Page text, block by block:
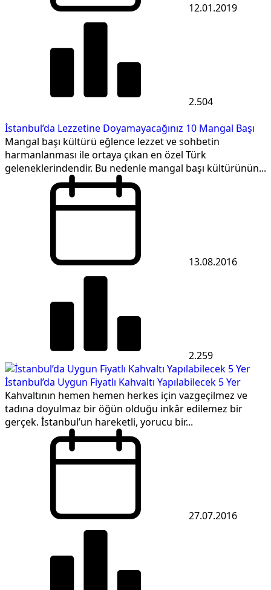
12.01.2019
2.504
İstanbul’da Lezzetine Doyamayacağınız 10 Mangal Başı
Mangal başı kültürü eğlence lezzet ve sohbetin
harmanlanması ile ortaya çıkan en özel Türk
geleneklerindendir. Bu nedenle mangal başı kültürünün...
13.08.2016
2.259
İstanbul’da Uygun Fiyatlı Kahvaltı Yapılabilecek 5 Yer
Kahvaltının hemen hemen herkes için vazgeçilmez ve
tadına doyulmaz bir öğün olduğu inkâr edilemez bir
gerçek. İstanbul’un hareketli, yorucu bir...
27.07.2016